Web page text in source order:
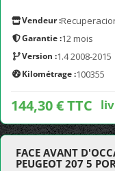
Vendeur :
Garantie :12 mois
Version :1.4 2008-2015
Kilométrage :100355
144,30 € TTC
FACE AVANT
PEUGEOT 207 5